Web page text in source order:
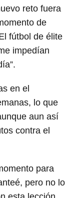
reto fuera
de
fútbol de élite
impedían
en el
lo que
aun así
contra el
para
pero no lo